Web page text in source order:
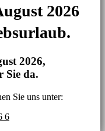
2026
2026,
Sie da.
Sie uns unter:
6